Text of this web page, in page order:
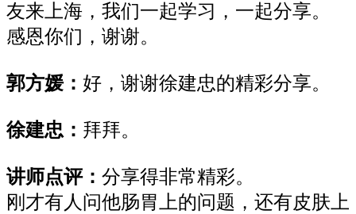
友来上海，我们一起学习，一起分享。
感恩你们，谢谢。
郭方媛： 好，谢谢徐建忠的精彩分享。
徐建忠 ： 拜拜。
讲师点评： 分享得非常精彩。
刚才有人问他肠胃上的问题，还有皮肤上